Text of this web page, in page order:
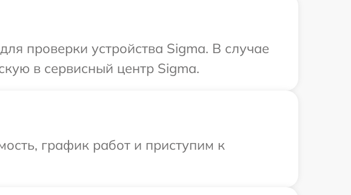
проверки устройства Sigma. В случае
в сервисный центр Sigma.
график работ и приступим к